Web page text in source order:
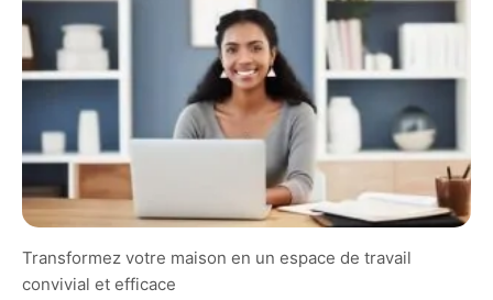
Transformez votre maison en un espace de travail
convivial et efficace